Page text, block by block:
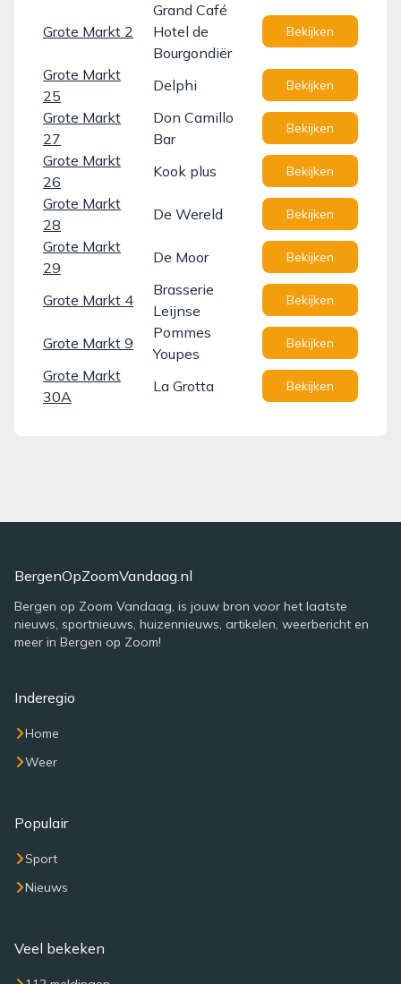
Grote Markt 2
Grand Café
Hotel de
Bourgondiër
Bekijken
Grote Markt
25
Delphi Bekijken
Grote Markt
27
Don Camillo
Bar
Bekijken
Grote Markt
26
Kook plus Bekijken
Grote Markt
28
De Wereld Bekijken
Grote Markt
29
De Moor Bekijken
Grote Markt 4
Brasserie
Leijnse
Bekijken
Grote Markt 9
Pommes
Youpes
Bekijken
Grote Markt
30A
La Grotta Bekijken
BergenOpZoomVandaag.nl
Bergen op Zoom Vandaag, is jouw bron voor het laatste
nieuws, sportnieuws, huizennieuws, artikelen, weerbericht en
meer in Bergen op Zoom!
Inderegio
Home
Weer
Populair
Sport
Nieuws
Veel bekeken